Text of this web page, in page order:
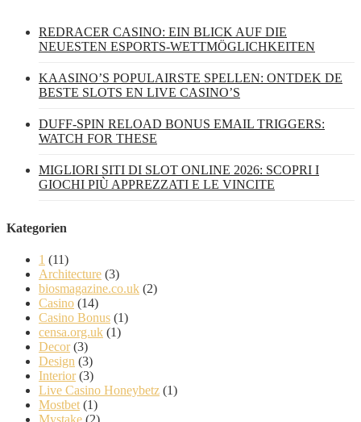
REDRACER CASINO: EIN BLICK AUF DIE
NEUESTEN ESPORTS-WETTMÖGLICHKEITEN
KAASINO’S POPULAIRSTE SPELLEN: ONTDEK DE
BESTE SLOTS EN LIVE CASINO’S
DUFF-SPIN RELOAD BONUS EMAIL TRIGGERS:
WATCH FOR THESE
MIGLIORI SITI DI SLOT ONLINE 2026: SCOPRI I
GIOCHI PIÙ APPREZZATI E LE VINCITE
Kategorien
1 (11)
Architecture (3)
biosmagazine.co.uk (2)
Casino (14)
Casino Bonus (1)
censa.org.uk (1)
Decor(3)
Design (3)
Interior(3)
Live Casino Honeybetz (1)
Mostbet (1)
Mystake (2)